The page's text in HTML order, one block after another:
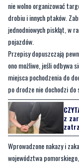
nie wolno organizować
drobiu i innych ptaków.
jednodniowych piskląt, w
pojazdów.
Przepisy dopuszczają
ono możliwe, jeśli odbywa
miejsca pochodzenia do
po drodze nie dochodzi do
z
Wprowadzone nakazy i
województwa